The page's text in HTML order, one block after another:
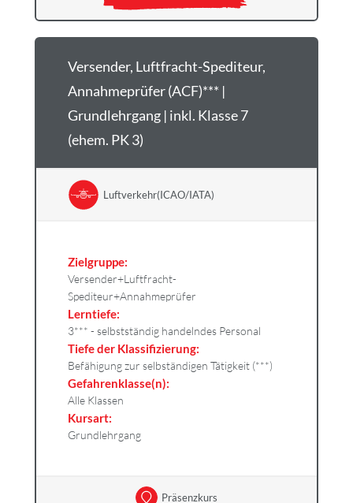
Versender, Luftfracht-Spediteur,
Annahmeprüfer (ACF)*** |
Grundlehrgang | inkl. Klasse 7
(ehem. PK 3)
Luftverkehr(ICAO/IATA)
Zielgruppe:
Versender+Luftfracht-
Spediteur+Annahmeprüfer
Lerntiefe:
3*** - selbstständig handelndes Personal
Tiefe der Klassifizierung:
Befähigung zur selbständigen Tätigkeit (***)
Gefahrenklasse(n):
Alle Klassen
Kursart:
Grundlehrgang
Präsenzkurs